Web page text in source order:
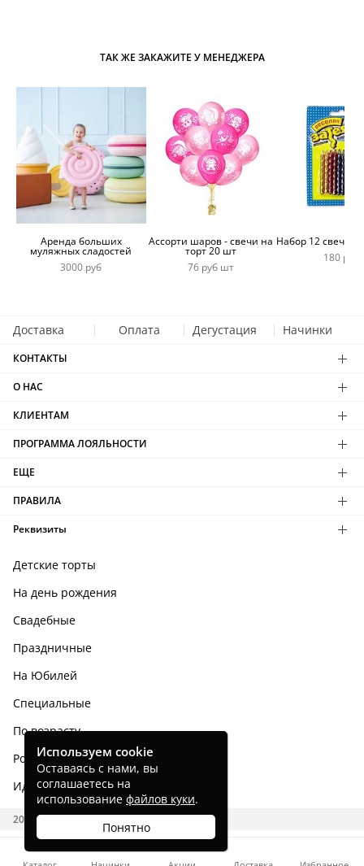
ТАК ЖЕ ЗАКАЖИТЕ У МЕНЕДЖЕРА
Аренда больших
муляжных сладостей
3000 руб
Ассорти шаров - свечи на
торт 20 шт
76 руб шт
Набор 12 свечей
180 руб
Доставка Оплата Дегустация Начинки
КОНТАКТЫ
О НАС
КЛИЕНТАМ
ПРОГРАММА ЛОЯЛЬНОСТИ
ЕЩЕ
ПРАВИЛА
Реквизиты
Детские торты
На день рождения
Свадебные
Праздничные
На Юбилей
Специальные
По возрасту
Родным и близким
Идеи тортов
2026 CAKES.RU
Используем cookie
Оставаясь с нами, вы
соглашаетесь на
использование файлов куки.
Понятно